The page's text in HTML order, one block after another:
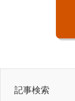
記事検索